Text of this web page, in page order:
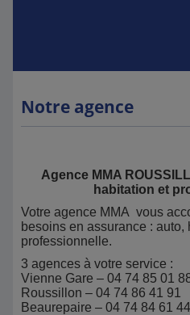
Notre agence
Agence MMA
habitation et
Votre agence MMA vous
besoins en assurance : auto,
professionnelle.
3 agences à votre service :
Vienne Gare – 04 74 85 01
Roussillon – 04 74 86 41 91
Beaurepaire – 04 74 84 61 44